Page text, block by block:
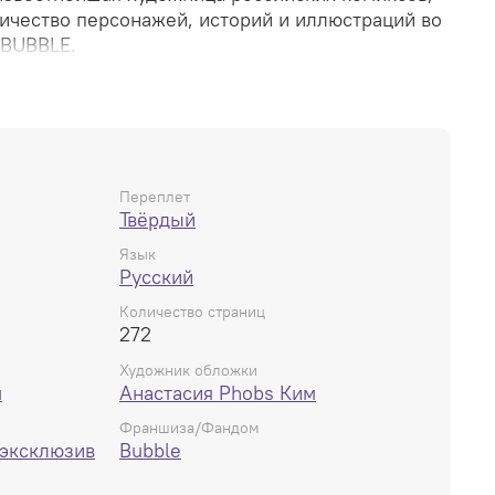
персонажей, историй и иллюстраций во
ключевых и самых важных для автора
Переплет
Твёрдый
Язык
Русский
Количество страниц
272
Художник обложки
Анастасия Phobs Ким
Франшиза/Фандом
Bubble